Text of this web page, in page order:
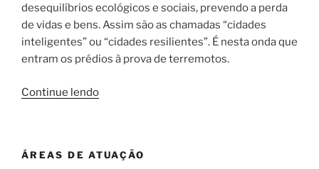
desequilíbrios ecológicos e sociais, prevendo a perda
de vidas e bens. Assim são as chamadas “cidades
inteligentes” ou “cidades resilientes”. É nesta onda que
entram os prédios à prova de terremotos.
Continue lendo“Como
prova
ÁREAS DE ATUAÇÃO